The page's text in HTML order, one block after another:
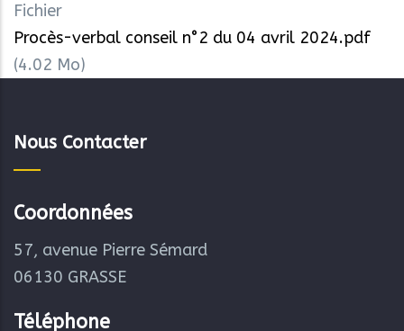
Fichier
Procès-verbal conseil n°2 du 04 avril 2024.pdf
(4.02 Mo)
Nous Contacter
Coordonnées
57, avenue Pierre Sémard
06130 GRASSE
Téléphone